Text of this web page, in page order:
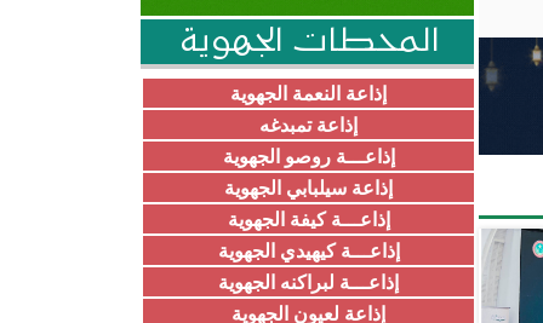
المحطات الجهوية
إذاعة النعمة الجهوية
إذاعة تمبدغه
إذاعـــة روصو الجهوية
إذاعة سيلبابي الجهوية
إذاعـــة كيفة الجهوية
إذاعـــة كيهيدي الجهوية
إذاعـــة لبراكنه الجهوية
إذاعة لعيون الجهوية